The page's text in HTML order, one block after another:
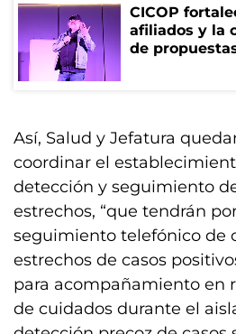
CICOP
afiliados y la
de
Así, Salud y Jefatura
coordinar el
detección y seguimiento
estrechos, “que tendrán
seguimiento telefónico de
estrechos de casos
para acompañamiento en
de cuidados durante el